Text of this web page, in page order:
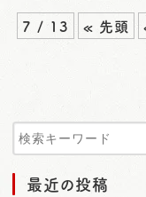
7 / 13 « 先頭
最近の投稿